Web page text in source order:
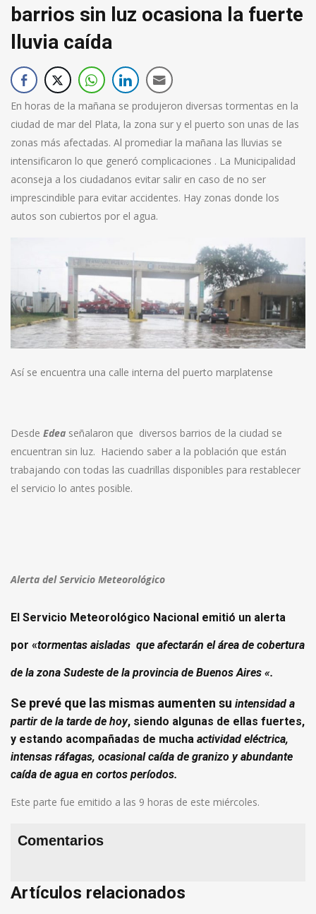
barrios sin luz ocasiona la fuerte
lluvia caída
En horas de la mañana se produjeron diversas tormentas en la
ciudad de mar del Plata, la zona sur y el puerto son unas de las
zonas más afectadas. Al promediar la mañana las lluvias se
intensificaron lo que generó complicaciones . La Municipalidad
aconseja a los ciudadanos evitar salir en caso de no ser
imprescindible para evitar accidentes. Hay zonas donde los
autos son cubiertos por el agua.
Así se encuentra una calle interna del puerto marplatense
Desde Edea señalaron que diversos barrios de la ciudad se
encuentran sin luz. Haciendo saber a la población que están
trabajando con todas las cuadrillas disponibles para restablecer
el servicio lo antes posible.
Alerta del Servicio Meteorológico
El Servicio Meteorológico Nacional emitió un alerta
por «tormentas aisladas que afectarán el área de cobertura
de la zona Sudeste de la provincia de Buenos Aires «.
Se prevé que las mismas aumenten su intensidad a
partir de la tarde de hoy, siendo algunas de ellas fuertes,
y estando acompañadas de mucha actividad eléctrica,
intensas ráfagas, ocasional caída de granizo y abundante
caída de agua en cortos períodos.
Este parte fue emitido a las 9 horas de este miércoles.
Comentarios
Artículos relacionados